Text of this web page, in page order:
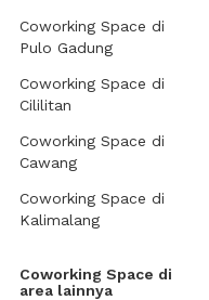
Coworking Space di
Pulo Gadung
Coworking Space di
Cililitan
Coworking Space di
Cawang
Coworking Space di
Kalimalang
Coworking Space di
area lainnya